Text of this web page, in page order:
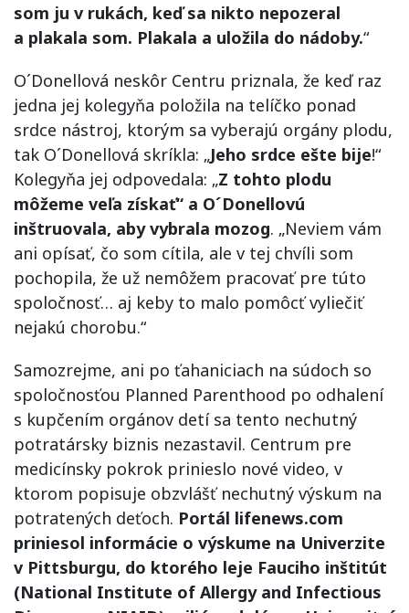
som ju v rukách, keď sa nikto nepozeral
a plakala som. Plakala a uložila do nádoby.“
O´Donellová neskôr Centru priznala, že keď raz
jedna jej kolegyňa položila na telíčko ponad
srdce nástroj, ktorým sa vyberajú orgány plodu,
tak O´Donellová skríkla: „Jeho srdce ešte bije!“
Kolegyňa jej odpovedala: „Z tohto plodu
môžeme veľa získať“ a O´Donellovú
inštruovala, aby vybrala mozog. „Neviem vám
ani opísať, čo som cítila, ale v tej chvíli som
pochopila, že už nemôžem pracovať pre túto
spoločnosť… aj keby to malo pomôcť vyliečiť
nejakú chorobu.“
Samozrejme, ani po ťahaniciach na súdoch so
spoločnosťou Planned Parenthood po odhalení
s kupčením orgánov detí sa tento nechutný
potratársky biznis nezastavil. Centrum pre
medicínsky pokrok prinieslo nové video, v
ktorom popisuje obzvlášť nechutný výskum na
potratených deťoch. Portál lifenews.com
priniesol informácie o výskume na Univerzite
v Pittsburgu, do ktorého leje Fauciho inštitút
(National Institute of Allergy and Infectious